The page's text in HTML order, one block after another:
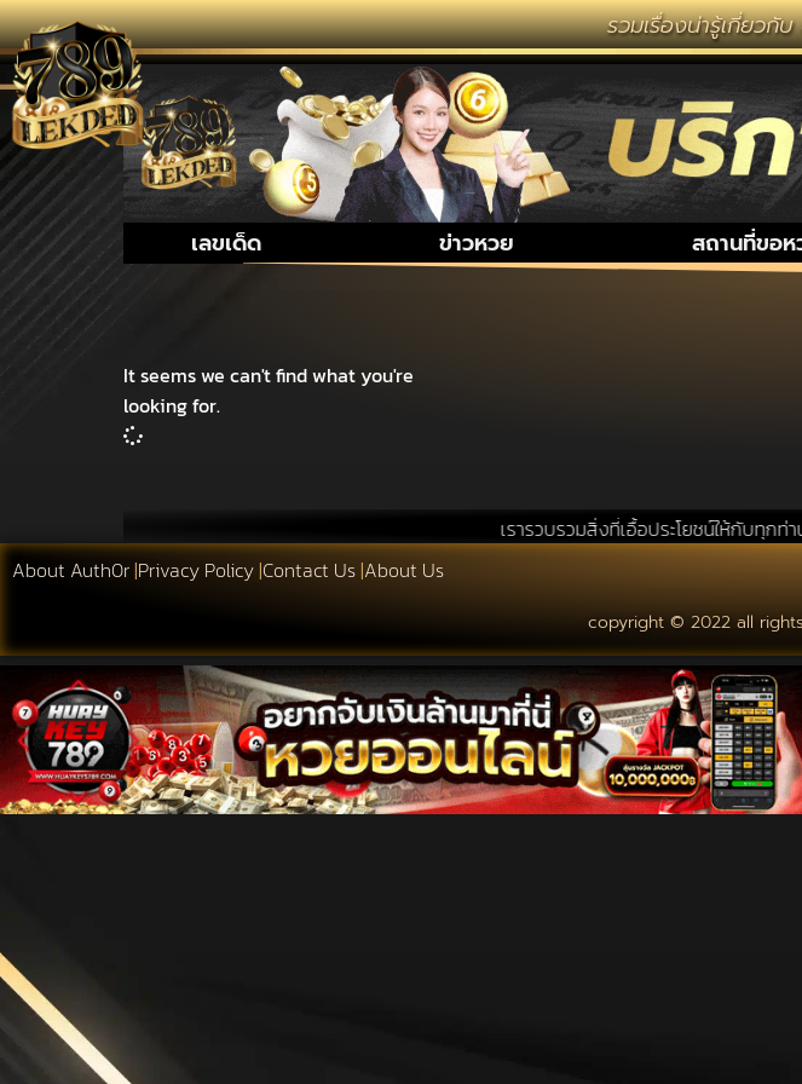
รวมเรื่องน่ารู้เกี่ยวกับ ต
เลขเด็ด ข่าวหวย สถานที่ขอห
It seems we can't find what you're
looking for.
เรารวบรวมสิ่งที่เอื้อประโยชน์ให้กับทุกท่
About Auth0r|Privacy Policy|Contact Us|About Us
copyright © 2022 all